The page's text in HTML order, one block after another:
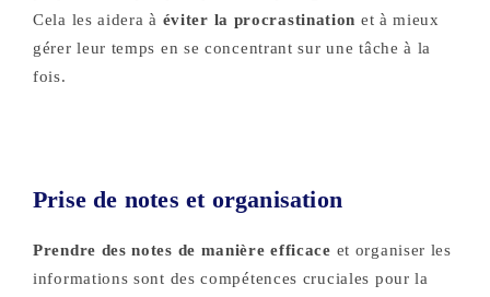
Cela les aidera à éviter la procrastination et à mieux
gérer leur temps en se concentrant sur une tâche à la
fois.
Prise de notes et organisation
Prendre des notes de manière efficace et organiser les
informations sont des compétences cruciales pour la